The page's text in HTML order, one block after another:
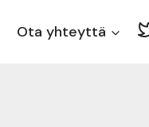
Ota yhteyttä